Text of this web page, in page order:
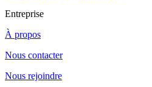
Entreprise
À propos
Nous contacter
Nous rejoindre